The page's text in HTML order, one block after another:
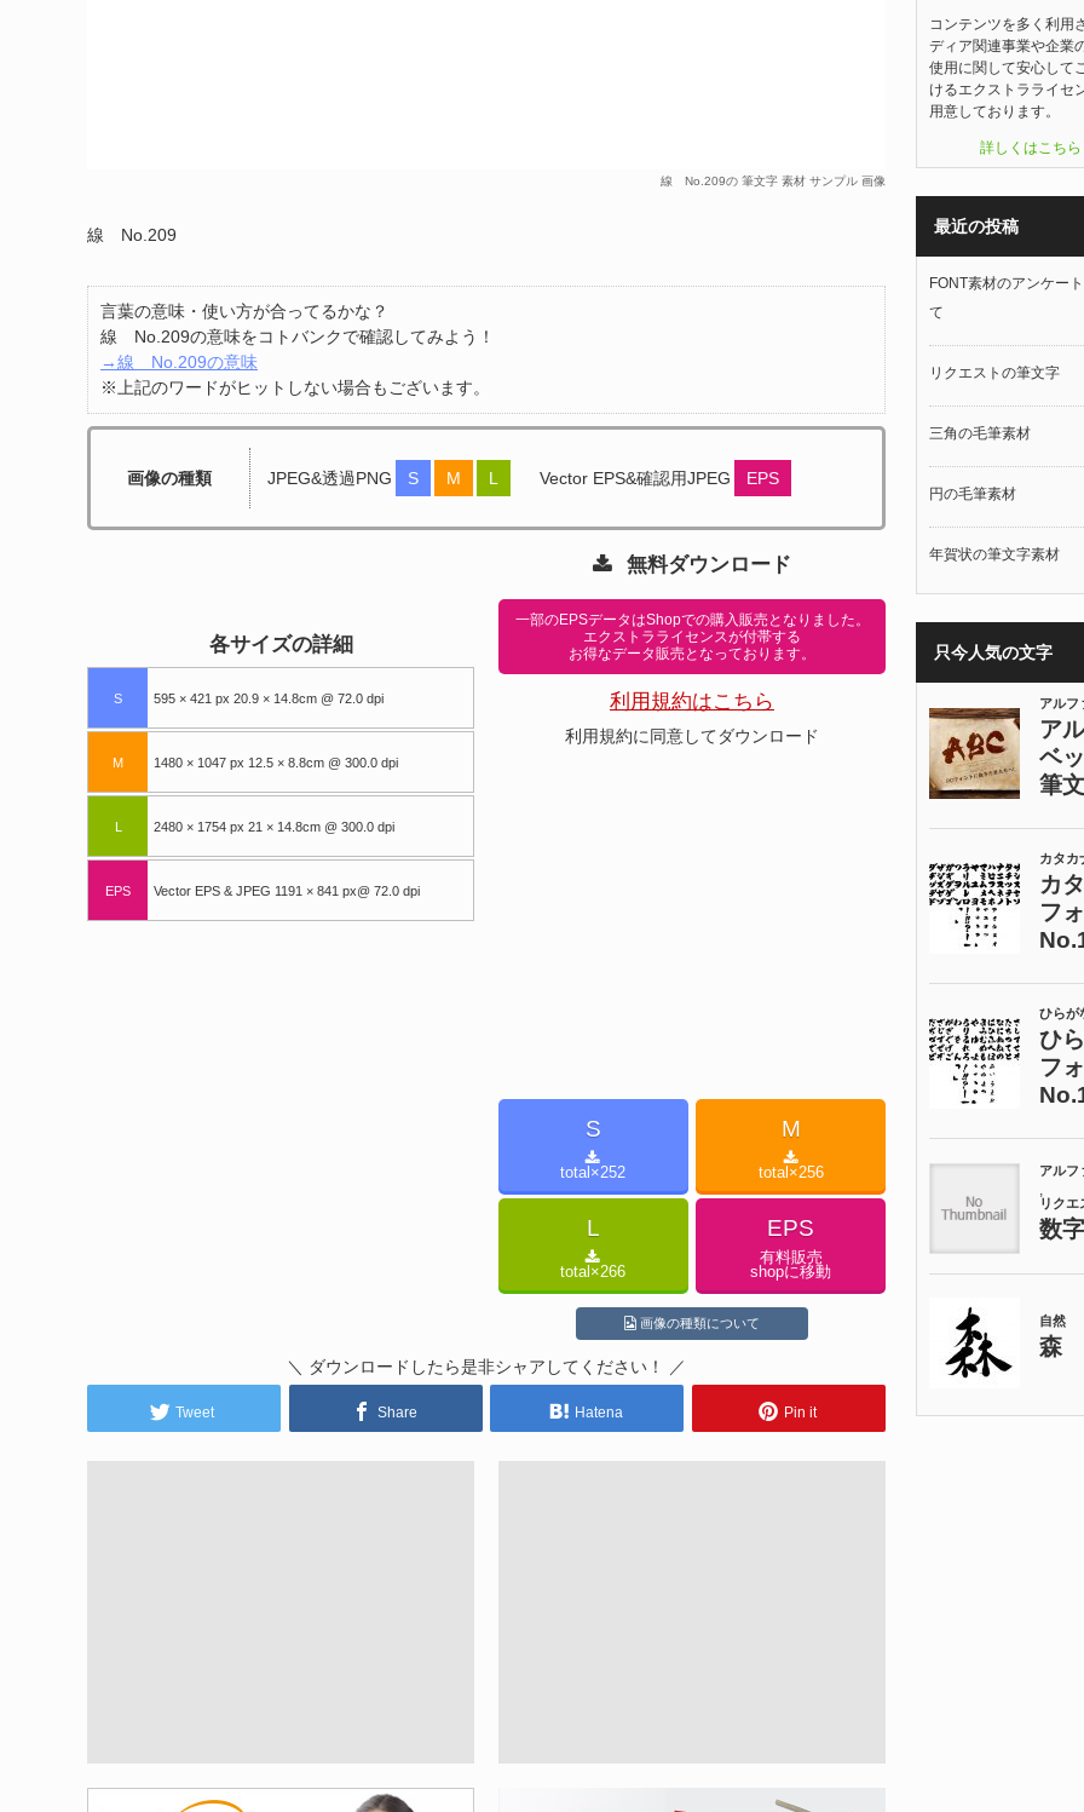
線 No.209の 筆文字 素材 サンプル 画像
線 No.209
言葉の意味・使い方が合ってるかな？
線 No.209の意味をコトバンクで確認してみよう！
→線 No.209の意味
※上記のワードがヒットしない場合もございます。
画像の種類 JPEG&透過PNG S M L Vector EPS&確認用JPEG EPS
各サイズの詳細
S 595 × 421 px 20.9 × 14.8cm @ 72.0 dpi
M 1480 × 1047 px 12.5 × 8.8cm @ 300.0 dpi
L 2480 × 1754 px 21 × 14.8cm @ 300.0 dpi
EPS Vector EPS & JPEG 1191 × 841 px@ 72.0 dpi
無料ダウンロード
一部のEPSデータはShopでの購入販売となりました。
エクストラライセンスが付帯する
お得なデータ販売となっております。
利用規約はこちら
利用規約に同意してダウンロード
S
total×252
M
total×256
L
total×266
EPS
有料販売
shopに移動
画像の種類について
＼ ダウンロードしたら是非シャアしてください！ ／
Tweet Share Hatena Pin it
コンテンツを多く利用
ディア関連事業や企業
使用に関して安心して
けるエクストラライセ
用意しております。
詳しくはこちら
最近の投稿
FONT素材のアンケー
て
リクエストの筆文字
三角の毛筆素材
円の毛筆素材
年賀状の筆文字素材
只今人気の文字